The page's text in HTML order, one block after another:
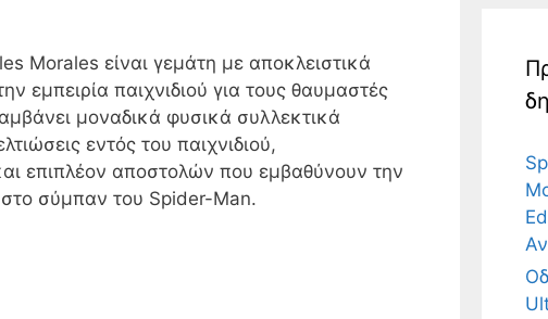
Morales είναι γεμάτη με αποκλειστικά
εμπειρία παιχνιδιού για τους θαυμαστές
μοναδικά φυσικά συλλεκτικά
εντός του παιχνιδιού,
επιπλέον αποστολών που εμβαθύνουν την
σύμπαν του Spider-Man.